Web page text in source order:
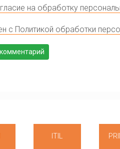
на обработку
с Политикой обработки
ITIL